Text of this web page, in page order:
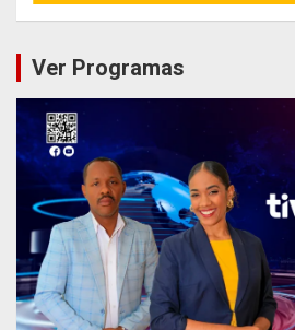
Ver Programas